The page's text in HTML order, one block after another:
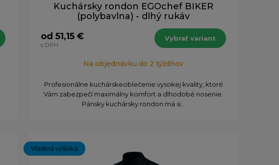
Kuchársky rondon EGOchef BIKER
(polybavlna) - dlhý rukáv
od 51,15 €
s DPH
Vybrať variant
Na objednávku do 2 týždňov
Profesionálne kuchárskeoblečenie vysokej kvality, ktoré
Vám zabezpečí maximálny komfort a dlhodobé nosenie.
Pánsky kuchársky rondon má si...
Vlastná výšivka